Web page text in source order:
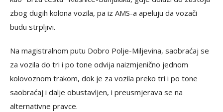
zbog dugih kolona vozila, pa iz AMS-a apeluju da vozači
budu strpljivi.
Na magistralnom putu Dobro Polje-Miljevina, saobraćaj se
za vozila do tri i po tone odvija naizmjenično jednom
kolovoznom trakom, dok je za vozila preko tri i po tone
saobraćaj i dalje obustavljen, i preusmjerava se na
alternativne pravce.